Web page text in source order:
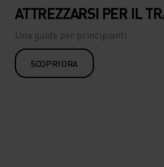
ATTREZZARSI PER IL
Una guida per principianti.
SCOPRI ORA